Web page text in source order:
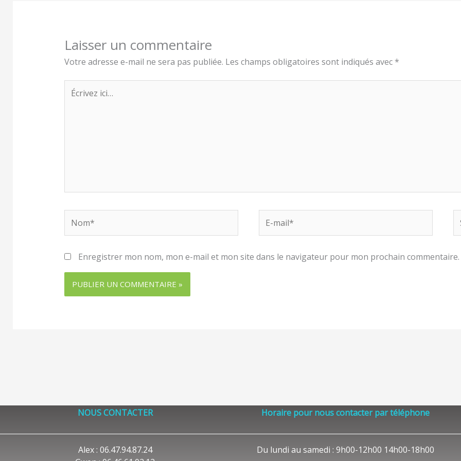
Laisser un commentaire
Votre adresse e-mail ne sera pas publiée. Les champs obligatoires sont indiqués avec *
Écrivez
ici…
mail*
Enregistrer mon nom, mon e-mail et mon site dans le navigateur pour mon prochain commentaire.
NOUS CONTACTER
Alex : 06.47.94.87.24
Horaire pour nous contacter par téléphone
Du lundi au samedi : 9h00-12h00 14h00-18h00